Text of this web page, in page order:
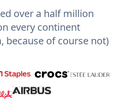
over a half million
every continent
because of course not)